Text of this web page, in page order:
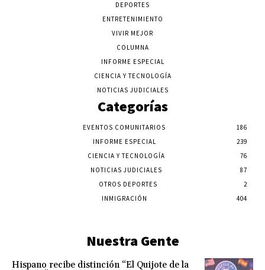
DEPORTES
ENTRETENIMIENTO
VIVIR MEJOR
COLUMNA
INFORME ESPECIAL
CIENCIA Y TECNOLOGÍA
NOTICIAS JUDICIALES
Categorías
EVENTOS COMUNITARIOS
186
INFORME ESPECIAL
239
CIENCIA Y TECNOLOGÍA
76
NOTICIAS JUDICIALES
87
OTROS DEPORTES
2
INMIGRACIÓN
404
Nuestra Gente
Hispano recibe distinción “El Quijote de la